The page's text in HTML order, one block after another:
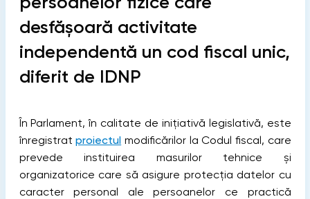
desfășoară activitate
independentă un cod fiscal unic,
diferit de IDNP
În Parlament, în calitate de inițiativă legislativă, este
înregistratproiectul modificărilor la Codul fiscal, care
prevede instituirea masurilor tehnice și
organizatorice care să asigure protecția datelor cu
caracter personal ale persoanelor ce practică